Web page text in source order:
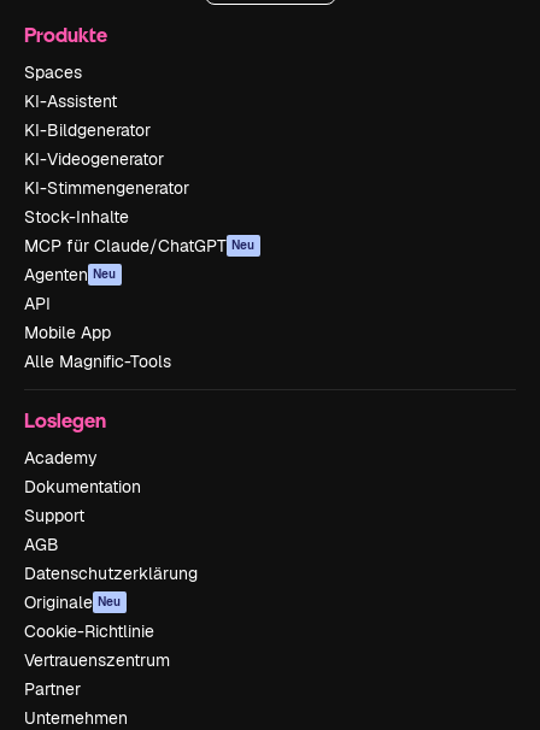
Produkte
Spaces
KI-Assistent
KI-Bildgenerator
KI-Videogenerator
KI-Stimmengenerator
Stock-Inhalte
MCP für Claude/ChatGPT Neu
Agenten Neu
API
Mobile App
Alle Magnific-Tools
Loslegen
Academy
Dokumentation
Support
AGB
Datenschutzerklärung
Originale Neu
Cookie-Richtlinie
Vertrauenszentrum
Partner
Unternehmen